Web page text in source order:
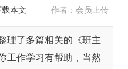
载本文 作者：会员上传
理了多篇相关的《班主
工作学习有帮助，当然